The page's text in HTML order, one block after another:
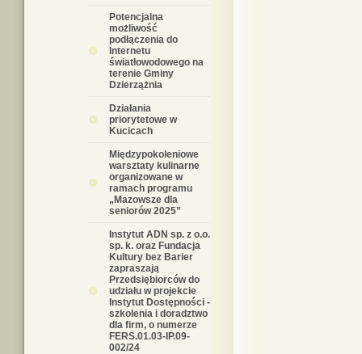
Potencjalna
możliwość
podłączenia do
Internetu
światłowodowego na
terenie Gminy
Dzierzążnia
Działania
priorytetowe w
Kucicach
Międzypokoleniowe
warsztaty kulinarne
organizowane w
ramach programu
„Mazowsze dla
seniorów 2025”
Instytut ADN sp. z o.o.
sp. k. oraz Fundacja
Kultury bez Barier
zapraszają
Przedsiębiorców do
udziału w projekcie
Instytut Dostępności -
szkolenia i doradztwo
dla firm, o numerze
FERS.01.03-IP.09-
002/24